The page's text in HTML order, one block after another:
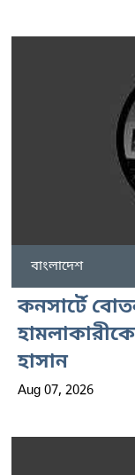
বাংলাদেশ
কনসার্টে
হাসান
Aug 07, 2026